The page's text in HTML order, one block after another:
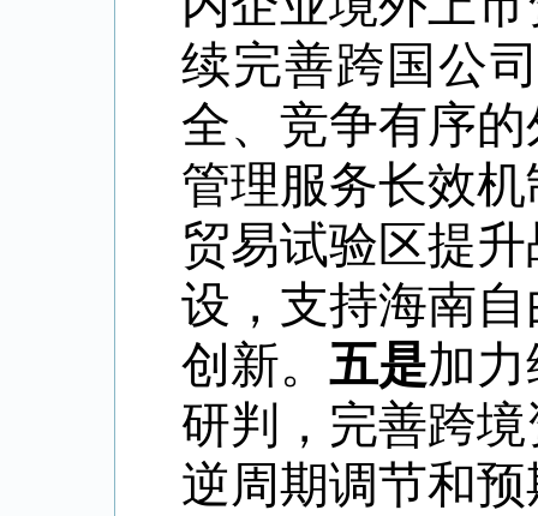
续完善跨国公
全、竞争有序
管理服务长效
贸易试验区提
设，支持海南
创新。 五是加
研判，完善跨
逆周期调节和